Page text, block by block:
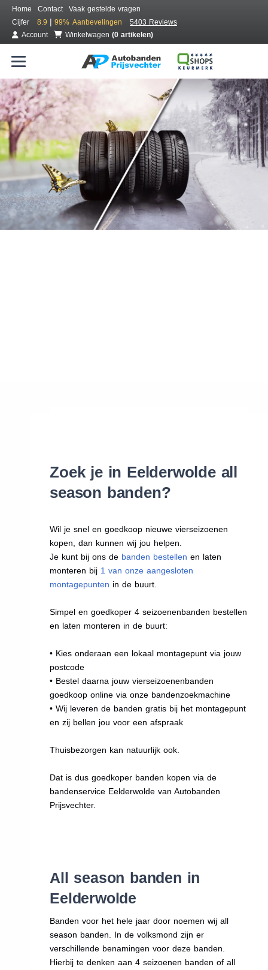
Home Contact
Vaak gestelde vragen
Cijfer
8.9 | 99% Aanbevelingen
5403 Reviews
Account
Winkelwagen (0 artikelen)
Bestel voordelig all season banden
Gratis bezorgd of montage bij jou in de buurt
Seizoen:
Merken:
Zoek je in Eelderwolde all
season banden?
Wil je snel en goedkoop nieuwe vierseizoenen
kopen, dan kunnen wij jou helpen.
Je kunt bij ons de banden bestellen en laten
monteren bij 1 van onze aangesloten
montagepunten in de buurt.
Simpel en goedkoper 4 seizoenenbanden bestellen
en laten monteren in de buurt:
• Kies onderaan een lokaal montagepunt via jouw
postcode
• Bestel daarna jouw vierseizoenenbanden
goedkoop online via onze bandenzoekmachine
• Wij leveren de banden gratis bij het montagepunt
en zij bellen jou voor een afspraak
Thuisbezorgen kan natuurlijk ook.
Dat is dus goedkoper banden kopen via de
bandenservice Eelderwolde van Autobanden
Prijsvechter.
All season banden in
Eelderwolde
Banden voor het hele jaar door noemen wij all
season banden. In de volksmond zijn er
verschillende benamingen voor deze banden.
Hierbij te denken aan 4 seizoenen banden of all